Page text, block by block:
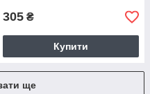
305 ₴
Купити
ще